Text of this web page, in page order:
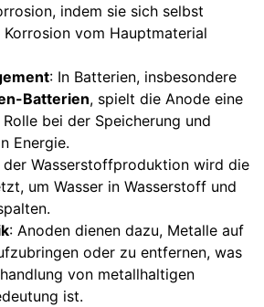
indem sie sich selbst
vom Hauptmaterial
: In Batterien, insbesondere
Batterien, spielt die Anode eine
bei der Speicherung und
Energie.
der Wasserstoffproduktion wird die
um Wasser in Wasserstoff und
: Anoden dienen dazu, Metalle auf
oder zu entfernen, was
von metallhaltigen
ist.